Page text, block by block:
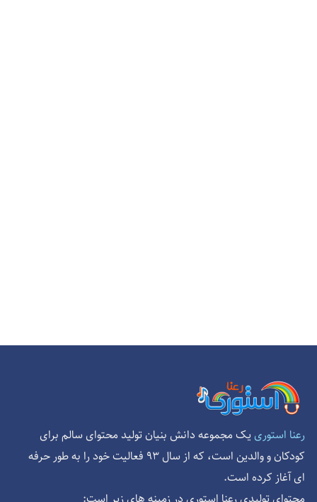
رعنا استوری یک مجموعه دانش بنیان تولید محتوای سالم برای
کودکان و والدین است، که از سال 93 فعالیت خود را به طور حرفه
ای آغاز کرده است.